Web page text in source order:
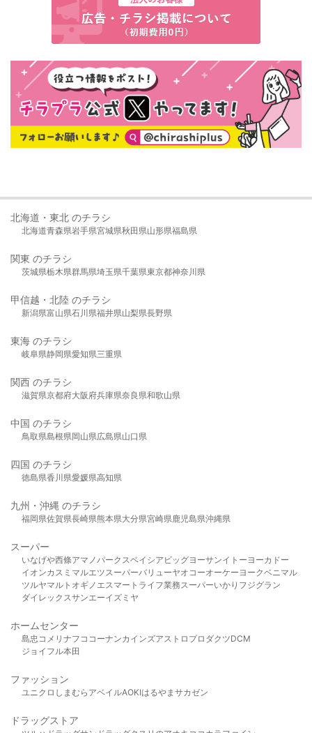
北海道・東北 のチラシ
北海道青森県岩手県宮城県秋田県山形県福島県
関東 のチラシ
茨城県栃木県群馬県埼玉県千葉県東京都神奈川県
甲信越・北陸 のチラシ
新潟県富山県石川県福井県山梨県長野県
東海 のチラシ
岐阜県静岡県愛知県三重県
関西 のチラシ
滋賀県京都府大阪府兵庫県奈良県和歌山県
中国 のチラシ
鳥取県島根県岡山県広島県山口県
四国 のチラシ
徳島県香川県愛媛県高知県
九州・沖縄 のチラシ
福岡県佐賀県長崎県熊本県大分県宮崎県鹿児島県沖縄県
スーパー
いなげや西條アマノパークスベイシア ビッグヨーサンイトーヨーカドー
イオンカスミ マルエツスーパーバリューヤオコーオーケー ヨークベニマル
ツルヤマルト オギノ エスマート ライフ業務スーパーいかり フジグラン
ダイレックスサンエーイズミヤ
ホームセンター
島忠 コメリ ナフコ コーナンカインズアストロプロダクツDCM
ジョイフル本田
ファッション
ユニクロ しまむら アベイルAOKIはるやま サカゼン
ドラッグストア